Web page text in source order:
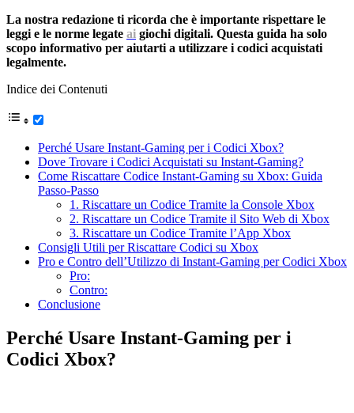
La nostra redazione ti ricorda che è importante rispettare le
leggi e le norme legate ai giochi digitali. Questa guida ha solo
scopo informativo per aiutarti a utilizzare i codici acquistati
legalmente.
Indice dei Contenuti
Perché Usare Instant-Gaming per i Codici Xbox?
Dove Trovare i Codici Acquistati su Instant-Gaming?
Come Riscattare Codice Instant-Gaming su Xbox: Guida
Passo-Passo
1. Riscattare un Codice Tramite la Console Xbox
2. Riscattare un Codice Tramite il Sito Web di Xbox
3. Riscattare un Codice Tramite l’App Xbox
Consigli Utili per Riscattare Codici su Xbox
Pro e Contro dell’Utilizzo di Instant-Gaming per Codici Xbox
Pro:
Contro:
Conclusione
Perché Usare Instant-Gaming per i
Codici Xbox?